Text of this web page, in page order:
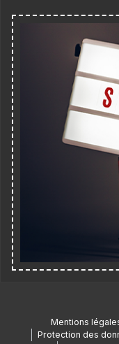
Mentions
Protection des